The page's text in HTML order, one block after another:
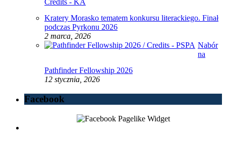
Kratery Morasko tematem konkursu literackiego. Finał
podczas Pyrkonu 2026
2 marca, 2026
Nabór
na
Pathfinder Fellowship 2026
12 stycznia, 2026
Facebook